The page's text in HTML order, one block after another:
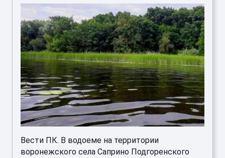
Вести ПК. В водоеме на территории
воронежского села Саприно Подгоренского